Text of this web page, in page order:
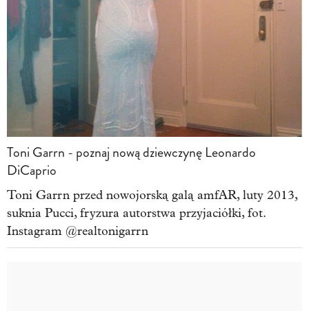
Toni Garrn - poznaj nową dziewczynę Leonardo
DiCaprio
Toni Garrn przed nowojorską galą amfAR, luty 2013,
suknia Pucci, fryzura autorstwa przyjaciółki, fot.
Instagram @realtonigarrn